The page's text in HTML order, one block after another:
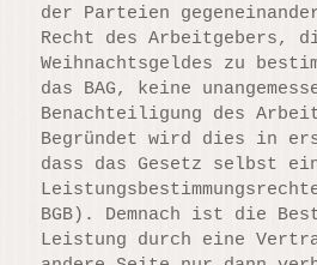
der Parteien
Recht des Arbeitgebers,
Weihnachtsgeldes zu
das BAG, keine
Benachteiligung des
Begründet wird dies in
dass das Gesetz selbst
BGB). Demnach ist die
Leistung durch eine